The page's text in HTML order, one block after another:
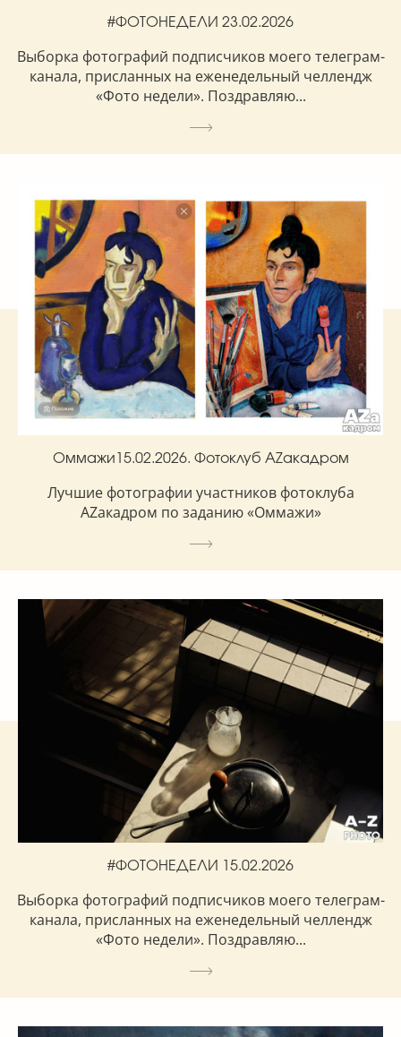
#ФОТОНЕДЕЛИ 23.02.2026
Выборка фотографий подписчиков моего телеграм-
канала, присланных на еженедельный челлендж
«Фото недели». Поздравляю...
Оммажи15.02.2026. Фотоклуб AZакадром
Лучшие фотографии участников фотоклуба
AZакадром по заданию «Оммажи»
#ФОТОНЕДЕЛИ 15.02.2026
Выборка фотографий подписчиков моего телеграм-
канала, присланных на еженедельный челлендж
«Фото недели». Поздравляю...